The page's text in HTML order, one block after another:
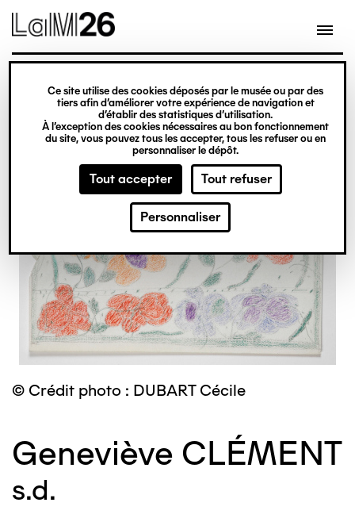
Gestion des cookies
Ce site utilise des cookies déposés par le musée ou par des
tiers afin d’améliorer votre expérience de navigation et
d’établir des statistiques d’utilisation.
À l’exception des cookies nécessaires au bon fonctionnement
du site, vous pouvez tous les accepter, tous les refuser ou en
personnaliser le dépôt.
Tout accepter Tout refuser
Personnaliser
contenu
© Crédit photo : DUBART Cécile
Geneviève CLÉMENT
s.d.